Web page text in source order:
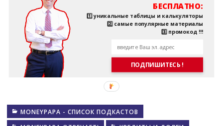
ПОДПИШИТЕСЬ !
БЕСПЛАТНО:
1️⃣ уникальные таблицы и калькуляторы
2️⃣ самые популярные материалы
3️⃣ промокод !!!
MONEYPAPA - СПИСОК ПОДКАСТОВ